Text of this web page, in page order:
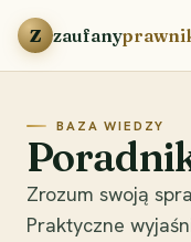
Przejdź do treści
Z zaufany
BAZA WIEDZY
Zrozum swoją
Praktyczne